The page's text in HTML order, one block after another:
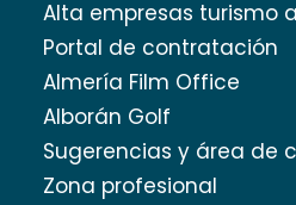
Alta empresas turismo
Portal de contratación
Almería Film Office
Alborán Golf
Sugerencias y área de
Zona profesional